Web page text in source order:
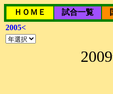
ＨＯＭＥ 試合一覧
2005<